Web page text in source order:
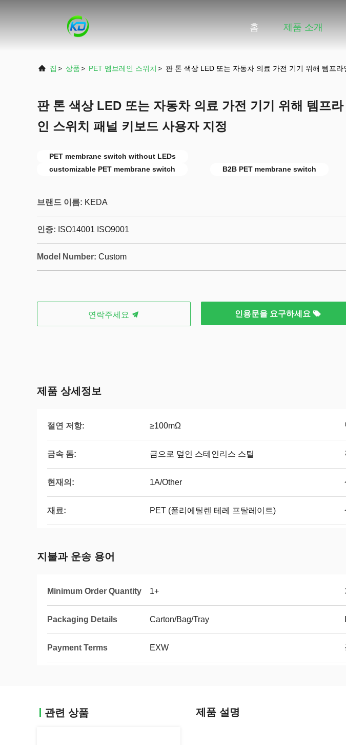
홈 제품 소개
집 > 상품> PET 멤브레인 스위치 > 판 톤 색상 LED 또는 자동차 의료 가전 기기 위해 템프
판 톤 색상 LED 또는 자동차 의료 가전 기기 위해 템프라
인 스위치 패널 키보드 사용자 지정
PET membrane switch without LEDs
customizable PET membrane switch
B2B PET membrane switch
브랜드 이름: KEDA
인증: ISO14001 ISO9001
Model Number: Custom
연락주세요 인용문을 요구하세요
제품 상세정보
절연 저항: ≥100mΩ
금속 돔: 금으로 덮인 스테인리스 스틸
현재의: 1A/Other
재료: PET (폴리에틸렌 테레 프탈레이트)
지불과 운송 용어
Minimum Order Quantity 1+
Packaging Details Carton/Bag/Tray
Payment Terms EXW
관련 상품 제품 설명